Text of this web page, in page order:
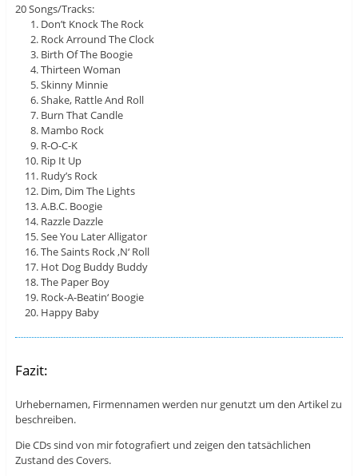
20 Songs/Tracks:
Don’t Knock The Rock
Rock Arround The Clock
Birth Of The Boogie
Thirteen Woman
Skinny Minnie
Shake, Rattle And Roll
Burn That Candle
Mambo Rock
R-O-C-K
Rip It Up
Rudy’s Rock
Dim, Dim The Lights
A.B.C. Boogie
Razzle Dazzle
See You Later Alligator
The Saints Rock ‚N‘ Roll
Hot Dog Buddy Buddy
The Paper Boy
Rock-A-Beatin‘ Boogie
Happy Baby
Fazit:
Urhebernamen, Firmennamen werden nur genutzt um den Artikel zu
beschreiben.
Die CDs sind von mir fotografiert und zeigen den tatsächlichen
Zustand des Covers.